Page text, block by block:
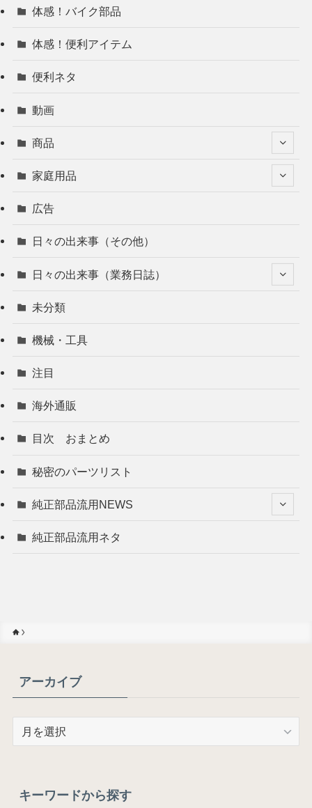
体感！バイク部品
体感！便利アイテム
便利ネタ
動画
商品
家庭用品
広告
日々の出来事（その他）
日々の出来事（業務日誌）
未分類
機械・工具
注目
海外通販
目次 おまとめ
秘密のパーツリスト
純正部品流用NEWS
純正部品流用ネタ
アーカイブ
ブキーワードから探す